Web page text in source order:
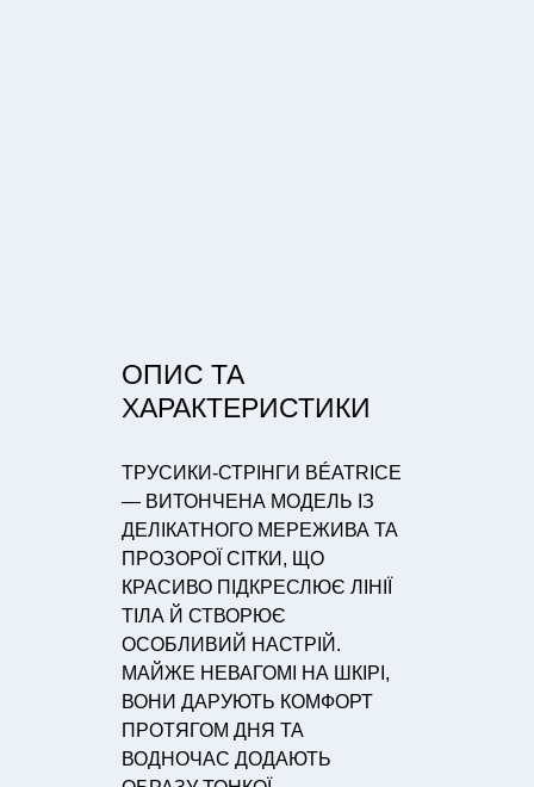
ОПИС ТА
ХАРАКТЕРИСТИКИ
ТРУСИКИ-СТРІНГИ BÉATRICE
— ВИТОНЧЕНА МОДЕЛЬ ІЗ
ДЕЛІКАТНОГО МЕРЕЖИВА ТА
ПРОЗОРОЇ СІТКИ, ЩО
КРАСИВО ПІДКРЕСЛЮЄ ЛІНІЇ
ТІЛА Й СТВОРЮЄ
ОСОБЛИВИЙ НАСТРІЙ.
МАЙЖЕ НЕВАГОМІ НА ШКІРІ,
ВОНИ ДАРУЮТЬ КОМФОРТ
ПРОТЯГОМ ДНЯ ТА
ВОДНОЧАС ДОДАЮТЬ